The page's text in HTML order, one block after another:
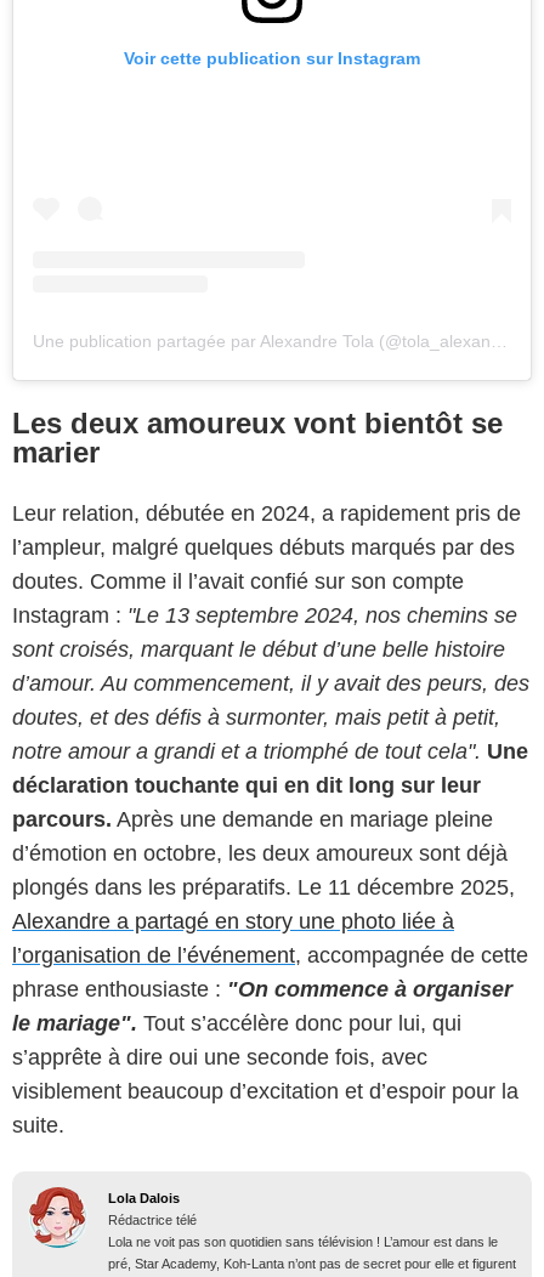
Voir cette publication sur Instagram
Une publication partagée par Alexandre Tola (@tola_alexandre)
Les deux amoureux vont bientôt se
marier
Leur relation, débutée en 2024, a rapidement pris de
l’ampleur, malgré quelques débuts marqués par des
doutes. Comme il l’avait confié sur son compte
Instagram : "Le 13 septembre 2024, nos chemins se
sont croisés, marquant le début d’une belle histoire
d’amour. Au commencement, il y avait des peurs, des
doutes, et des défis à surmonter, mais petit à petit,
notre amour a grandi et a triomphé de tout cela". Une
déclaration touchante qui en dit long sur leur
parcours. Après une demande en mariage pleine
d’émotion en octobre, les deux amoureux sont déjà
plongés dans les préparatifs. Le 11 décembre 2025,
Alexandre a partagé en story une photo liée à
l’organisation de l’événement, accompagnée de cette
phrase enthousiaste : "On commence à organiser
le mariage". Tout s’accélère donc pour lui, qui
s’apprête à dire oui une seconde fois, avec
visiblement beaucoup d’excitation et d’espoir pour la
suite.
Lola Dalois
Rédactrice télé
Lola ne voit pas son quotidien sans télévision ! L’amour est dans le
pré, Star Academy, Koh-Lanta n’ont pas de secret pour elle et figurent